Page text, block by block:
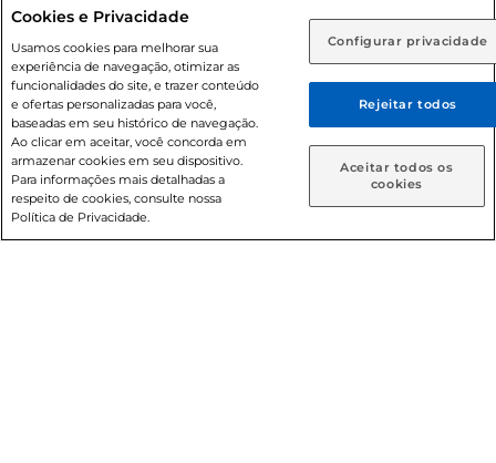
Rio de Janeiro (RJ) Goiás (GO)
Ou
Caso queira comprar online, informe como deseja receber
suas compras:
Entrega em casa Retire em Loja
prévio. O valor mínimo para as compras on-line é de R$
80,00.
© 2026 Copyright. Todos os direitos
reservados Prezunic.
Cookies e Privacidade
Usamos cookies para melhorar sua
experiência de navegação, otimizar as
funcionalidades do site, e trazer conteúdo
e ofertas personalizadas para você,
baseadas em seu histórico de navegação.
Ao clicar em aceitar, você concorda em
armazenar cookies em seu dispositivo.
Para informações mais detalhadas a
respeito de cookies, consulte nossa
Política de Privacidade.
Configurar privacidade
Rejeitar todos
Aceitar todos os
cookies